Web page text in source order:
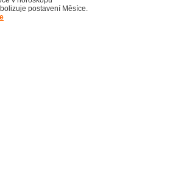
postavení Měsíce.